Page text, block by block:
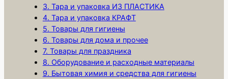
3. Тара и упаковка ИЗ ПЛАСТИКА
4. Тара и упаковка КРАФТ
5. Товары для гигиены
6. Товары для дома и прочее
7. Товары для праздника
8. Оборудование и расходные материалы
9. Бытовая химия и средства для гигиены